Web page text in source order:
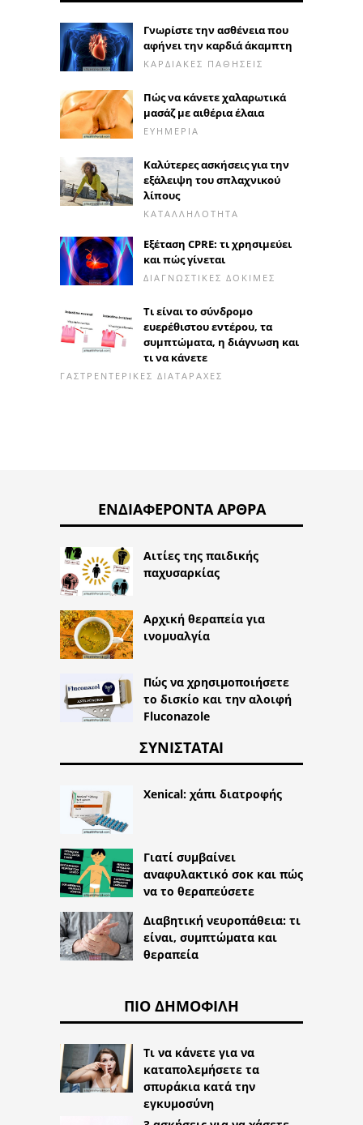
Γνωρίστε την ασθένεια που
αφήνει την καρδιά άκαμπτη
ΚΑΡΔΙΑΚΈΣ ΠΑΘΉΣΕΙΣ
Πώς να κάνετε χαλαρωτικά
μασάζ με αιθέρια έλαια
ΕΥΗΜΕΡΊΑ
Καλύτερες ασκήσεις για την
εξάλειψη του σπλαχνικού
λίπους
ΚΑΤΑΛΛΗΛΌΤΗΤΑ
Εξέταση CPRE: τι χρησιμεύει
και πώς γίνεται
ΔΙΑΓΝΩΣΤΙΚΈΣ ΔΟΚΙΜΈΣ
Τι είναι το σύνδρομο
ευερέθιστου εντέρου, τα
συμπτώματα, η διάγνωση και
τι να κάνετε
ΓΑΣΤΡΕΝΤΕΡΙΚΈΣ ΔΙΑΤΑΡΑΧΈΣ
ΕΝΔΙΑΦΈΡΟΝΤΑ ΆΡΘΡΑ
Αιτίες της παιδικής
παχυσαρκίας
Αρχική θεραπεία για
ινομυαλγία
Πώς να χρησιμοποιήσετε
το δισκίο και την αλοιφή
Fluconazole
ΣΥΝΙΣΤΆΤΑΙ
Xenical: χάπι διατροφής
Γιατί συμβαίνει
αναφυλακτικό σοκ και πώς
να το θεραπεύσετε
Διαβητική νευροπάθεια: τι
είναι, συμπτώματα και
θεραπεία
ΠΙΟ ΔΗΜΟΦΙΛΉ
Τι να κάνετε για να
καταπολεμήσετε τα
σπυράκια κατά την
εγκυμοσύνη